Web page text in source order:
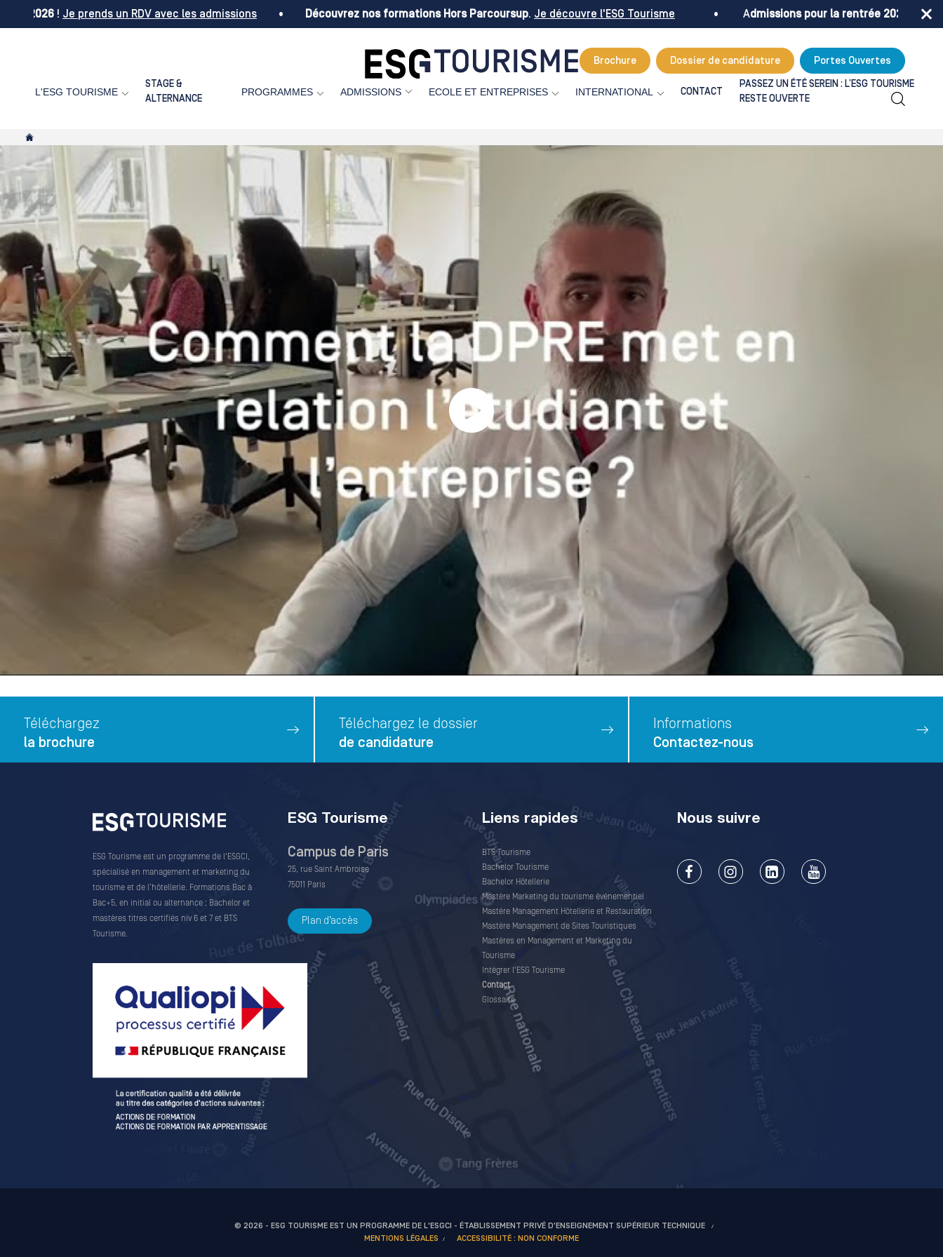
Je prends un RDV avec les admissions • Découvrez nos formations Hors Parcoursup.Je découvre l'ESG Tourisme • A dmissions pour la rentrée 2026 !Je prends
Brochure Dossier de candidature Portes Ouvertes
L'ESG TOURISME
STAGE &
ALTERNANCE
PROGRAMMES ADMISSIONS ECOLE ET ENTREPRISES INTERNATIONAL CONTACT
PASSEZ UN ÉTÉ SEREIN : L’ESG TOURISME
RESTE OUVERTEFormulaire de recherche
Vous êtes ici
Téléchargez
la brochure
Téléchargez le dossier
de candidature
Informations
Contactez-nous
ESG Tourisme est un programme de l'ESGCI,
spécialisé en management et marketing du
tourisme et de l’hôtellerie. Formations Bac à
Bac+5, en initial ou alternance : Bachelor et
mastères titres certifiés niv 6 et 7 et BTS
Tourisme.
ESG Tourisme
Campus de Paris
25, rue Saint Ambroise
75011 Paris
Plan d’accès
Liens rapides
BTS Tourisme
Bachelor Tourisme
Bachelor Hôtellerie
Mastère Marketing du tourisme événementiel
Mastère Management Hôtellerie et Restauration
Mastère Management de Sites Touristiques
Mastères en Management et Marketing du
Tourisme
Intégrer l'ESG Tourisme
Contact
Glossaire
Nous suivre
© 2026 - ESG TOURISME EST UN PROGRAMME DE L'ESGCI - ÉTABLISSEMENT PRIVÉ D'ENSEIGNEMENT SUPÉRIEUR TECHNIQUE
MENTIONS LÉGALES
ACCESSIBILITÉ : NON CONFORME